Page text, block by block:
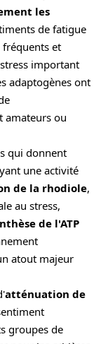
les
de fatigue
fréquents et
important
adaptogènes ont
amateurs ou
qui donnent
une activité
de la rhodiole
au stress,
de l'ATP
atout majeur
atténuation de
groupes de